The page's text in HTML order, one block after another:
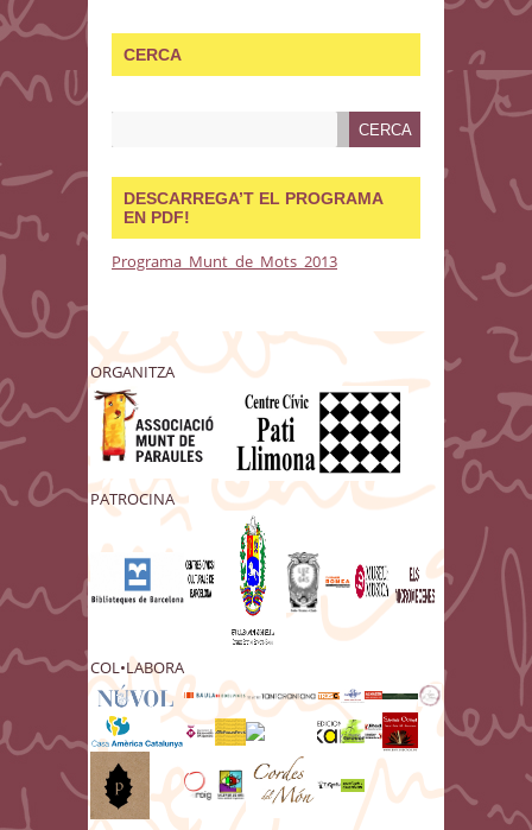
CERCA
DESCARREGA’T EL PROGRAMA
EN PDF!
Programa_Munt_de_Mots_2013
ORGANITZA
PATROCINA
COL•LABORA